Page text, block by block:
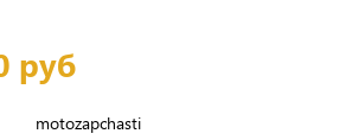
руб
motozapchasti